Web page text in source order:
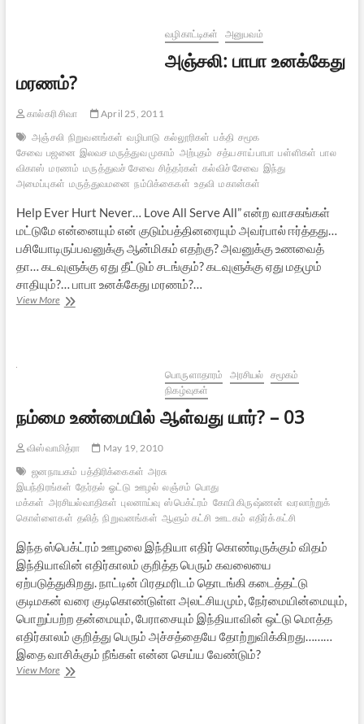
வழிகாட்டிகள்
அனுபவம்
அஞ்சலி: பாபா உனக்கேது
மரணம்?
கால்கரி சிவா
April 25, 2011
அஞ்சலி நிறுவனங்கள் வழிபாடு கல்லூரிகள் பக்தி சமூக
சேவை பஜனை இலவச மருத்துவ முகாம் அற்புதம் சத்ய சாய் பாபா பள்ளிகள் பால
விகாஸ் மரணம் மருத்துவச் சேவை சித்தர்கள் கல்விச் சேவை இந்து
அமைப்புகள் மருத்துவமனை நம்பிக்கைகள் உதவி மகான்கள்
Help Ever Hurt Never… Love All Serve All” என்ற வாசகங்கள்
மட்டுமே என்னையும் என் குடும்பத்தினரையும் அவர்பால் ஈர்த்தது…
பசியோடிருப்பவனுக்கு ஆன்மிகம் எதற்கு? அவனுக்கு உணவைத்
தா… கடவுளுக்கு ஏது தீட்டும் சடங்கும்? கடவுளுக்கு ஏது மதமும்
சாதியும்?… பாபா உனக்கேது மரணம்?…
View Moreஅஞ்சலி:
பொருளாதாரம் அரசியல் சமூகம்
நிகழ்வுகள்
நம்மை உண்மையில் ஆள்வது யார்? – 03
விஸ்வாமித்ரா
May 19, 2010
ஜனநாயகம் பத்திரிக்கைகள் அரசு
இயந்திரங்கள் தேர்தல் ஓட்டு ஊழல் லஞ்சம் பொது
மக்கள் அரசியல்வாதிகள் புலனாய்வு ஸ்பெக்ட்ரம் கோபி கிருஷ்ணன் வரலாற்றுக்
கொள்ளைகள் தலித் நிறுவனங்கள் ஆளும் கட்சி ஊடகம் எதிர்க் கட்சி
இந்த ஸ்பெக்ட்ரம் ஊழலை இந்தியா எதிர் கொண்டிருக்கும் விதம்
இந்தியாவின் எதிர்காலம் குறித்த பெரும் கவலையை
ஏற்படுத்துகிறது. நாட்டின் பிரதமரிடம் தொடங்கி கடைத்தட்டு
குடிமகன் வரை குடிகொண்டுள்ள அலட்சியமும், நேர்மையின்மையும்,
பொறுப்பற்ற தன்மையும், பேராசையும் இந்தியாவின் ஒட்டு மொத்த
எதிர்காலம் குறித்து பெரும் அச்சத்தையே தோற்றுவிக்கிறது………
இதை வாசிக்கும் நீங்கள் என்ன செய்ய வேண்டும்?
View Moreநம்மை